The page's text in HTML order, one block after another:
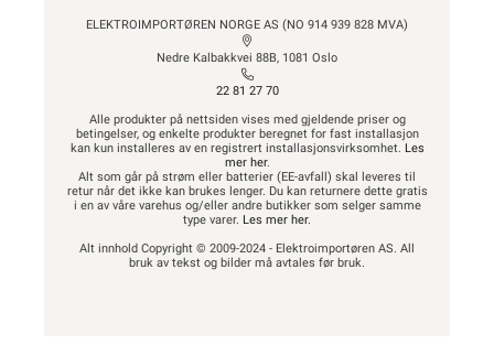
ELEKTROIMPORTØREN NORGE AS (NO 914 939 828 MVA)
Nedre Kalbakkvei 88B, 1081 Oslo
22 81 27 70
Alle produkter på nettsiden vises med gjeldende priser og
betingelser, og enkelte produkter beregnet for fast installasjon
kan kun installeres av en registrert installasjonsvirksomhet. Les
mer her.
Alt som går på strøm eller batterier (EE-avfall) skal leveres til
retur når det ikke kan brukes lenger. Du kan returnere dette gratis
i en av våre varehus og/eller andre butikker som selger samme
type varer. Les mer her.
Alt innhold Copyright © 2009-2024 - Elektroimportøren AS. All
bruk av tekst og bilder må avtales før bruk.